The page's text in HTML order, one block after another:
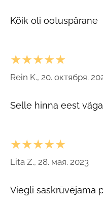
Kõik oli ootuspärane
★★★★★
Rein K., 20. октября.
Selle hinna eest
★★★★★
Lita Z., 28. мая. 2023
Viegli saskrūvējama